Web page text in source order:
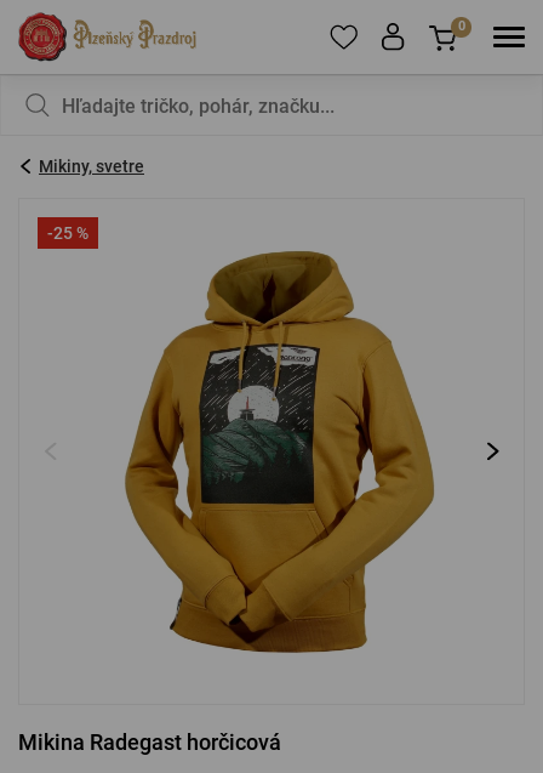
sa.
PRIHLÁSIŤ SA
Zabudnuté heslo Nová registrácia
PRIHLÁSENIE CEZ FACEBOOK
0
Mikiny, svetre
-25 %
Mikina Radegast horčicová